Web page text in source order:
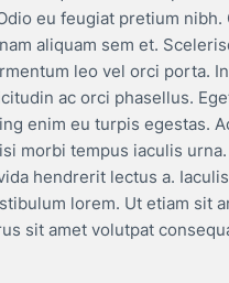
eu feugiat pretium nibh.
aliquam sem et.
leo vel orci porta. In
ac orci phasellus.
enim eu turpis egestas.
morbi tempus iaculis urna.
hendrerit lectus a.
lorem. Ut etiam sit
sit amet volutpat